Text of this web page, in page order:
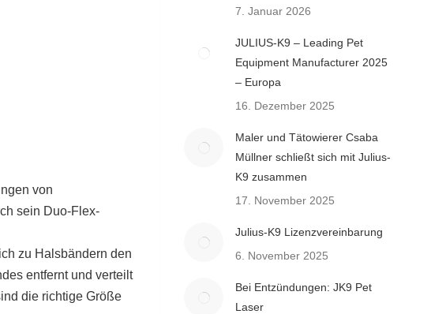
von
sein Duo-Flex-
zu Halsbändern den
entfernt und verteilt
die richtige Größe
7. Januar 2026
JULIUS-K9 – Leading Pet
Equipment Manufacturer 2025
– Europa
16. Dezember 2025
Maler und Tätowierer Csaba
Müllner schließt sich mit Julius-
K9 zusammen
17. November 2025
Julius-K9 Lizenzvereinbarung
6. November 2025
Bei Entzündungen: JK9 Pet
Laser